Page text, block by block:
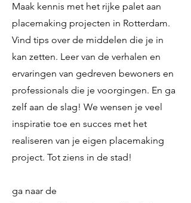
Maak kennis met het rijke palet aan
placemaking projecten in Rotterdam.
Vind tips over de middelen die je in
kan zetten. Leer van de verhalen en
ervaringen van gedreven bewoners en
professionals die je voorgingen. En ga
zelf aan de slag! We wensen je veel
inspiratie toe en succes met het
realiseren van je eigen placemaking
project. Tot ziens in de stad!
ga naar de